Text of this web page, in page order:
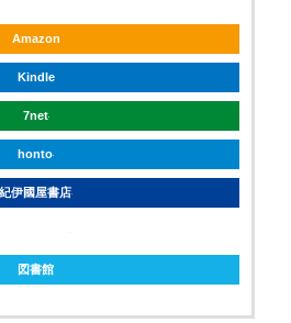
Amazon
Kindle
7net
honto
紀伊國屋書店
図書館